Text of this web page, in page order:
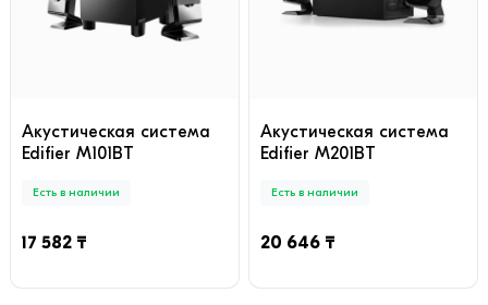
Акустическая система
Edifier M101BT
Есть в наличии
17 582 ₸
Акустическая система
Edifier M201BT
Есть в наличии
20 646 ₸